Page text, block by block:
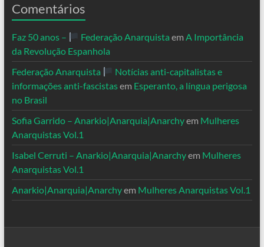
Comentários
Faz 50 anos – Federação Anarquista em A Importância
da Revolução Espanhola
Federação Anarquista
Notícias anti-capitalistas e
informações anti-fascistasem Esperanto, a língua perigosa
no Brasil
Sofia Garrido – Anarkio|Anarquia|Anarchyem Mulheres
Anarquistas Vol.1
Isabel Cerruti – Anarkio|Anarquia|Anarchyem Mulheres
Anarquistas Vol.1
Anarkio|Anarquia|Anarchyem Mulheres Anarquistas Vol.1